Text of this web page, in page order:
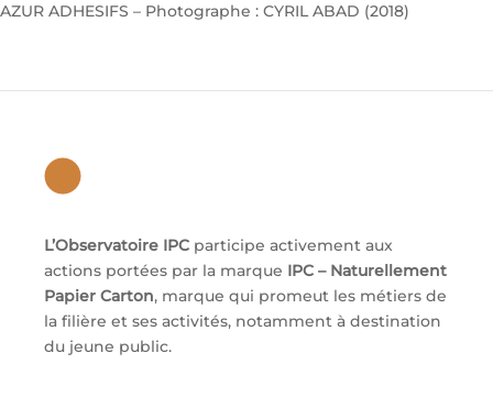
AZUR ADHESIFS – Photographe : CYRIL ABAD (2018)
L’Observatoire IPC participe activement aux
actions portées par la marque IPC – Naturellement
Papier Carton, marque qui promeut les métiers de
la filière et ses activités, notamment à destination
du jeune public.